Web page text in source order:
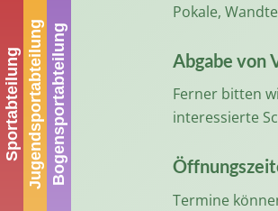
SportabteilungJugendsportabteilungBogensportabteilung
Pokale,
Abgabe von
Ferner bitten
interessierte
Termine